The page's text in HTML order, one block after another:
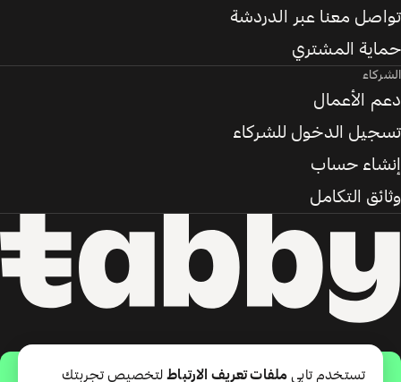
حمّل التطبيق
تواصل معنا عبر الدردشة
حماية المشتري
الشركاء
دعم الأعمال
تسجيل الدخول للشركاء
إنشاء حساب
وثائق التكامل
تستخدم تابي ملفات تعريف الارتباطلتخصيص تجربتك